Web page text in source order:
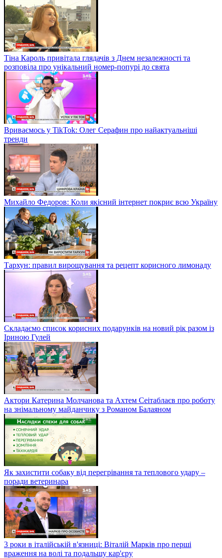
Тіна Кароль привітала глядачів з Днем незалежності та
розповіла про унікальний номер-попурі до свята
Вриваємось у TikTok: Олег Серафин про найактуальніші
тренди
Михайло Федоров: Коли якісний інтернет покриє всю Україну
Тархун: правил вирощування та рецепт корисного лимонаду
Складаємо список корисних подарунків на новий рік разом із
Іриною Гулей
Актори Катерина Молчанова та Ахтем Сеітаблаєв про роботу
на знімальному майданчику з Романом Балаяном
Як захистити собаку від перегрівання та теплового удару –
поради ветеринара
3 роки в італійській в'язниці: Віталій Марків про перші
враження на волі та подальшу кар'єру